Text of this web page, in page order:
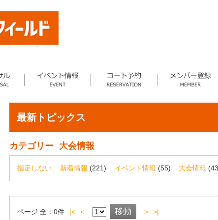
最新トピックス
カテゴリー 大会情報
指定しない 新着情報 (221) イベント情報 (55) 大会情報
ページ 全： 0件 |< < > >|